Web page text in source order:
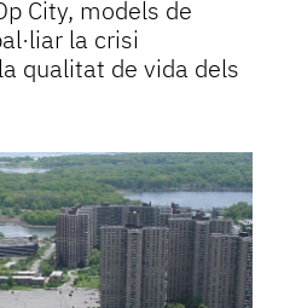
City, models de
la crisi
qualitat de vida dels